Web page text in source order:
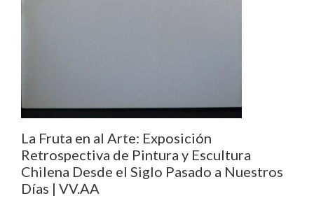
Pinedo;
Cristina
Pizarro;
Ximena
La Fruta en al Arte: Exposición
Retrospectiva de Pintura y Escultura
Chilena Desde el Siglo Pasado a Nuestros
Días | VV.AA